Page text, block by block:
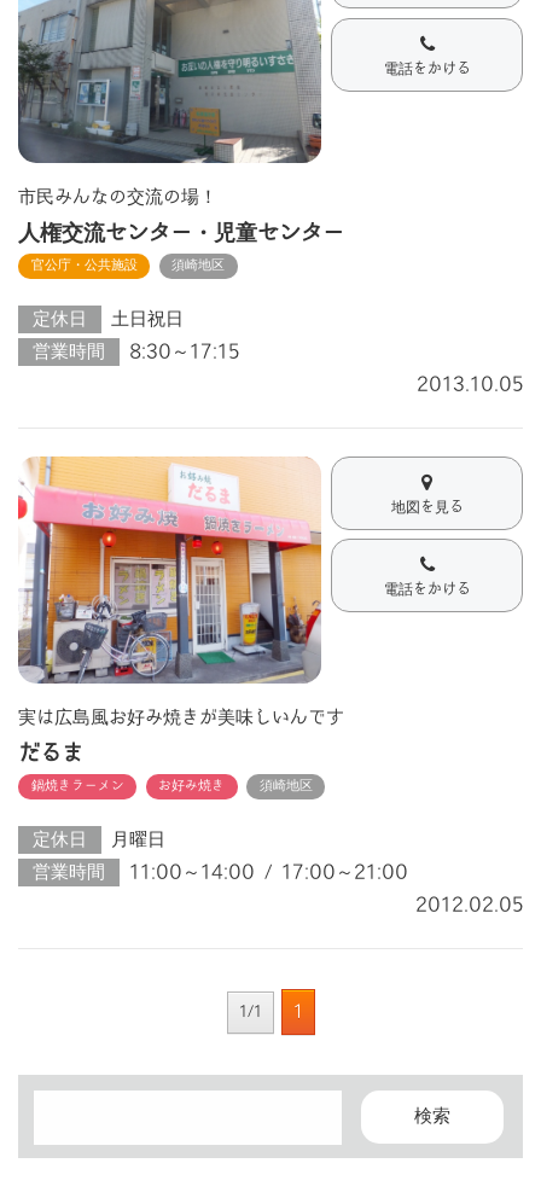
電話をかける
市民みんなの交流の場！
人権交流センター・児童センター
官公庁・公共施設 須崎地区
定休日
土日祝日
営業時間
8:30～17:15
2013.10.05
地図を見る
電話をかける
実は広島風お好み焼きが美味しいんです
だるま
鍋焼きラーメン お好み焼き 須崎地区
定休日
月曜日
営業時間
11:00～14:00 / 17:00～21:00
2012.02.05
1/1 1